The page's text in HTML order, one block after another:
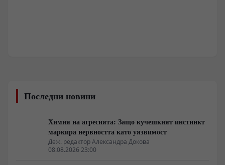
Последни новини
Химия на агресията: Защо кучешкият инстинкт
маркира нервността като уязвимост
Деж. редактор Александра Докова
08.08.2026 23:00